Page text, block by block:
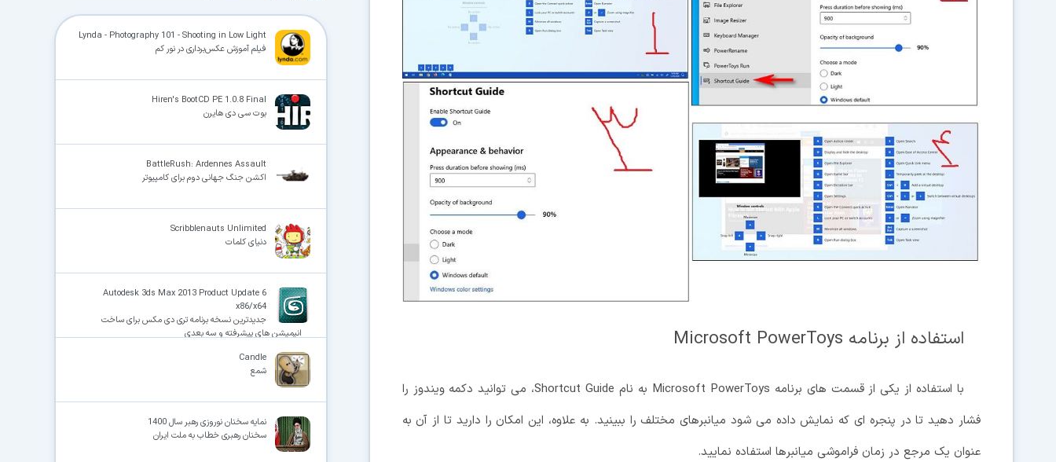
استفاده از برنامه Microsoft PowerToys
با استفاده از یکی از قسمت های برنامه Microsoft PowerToys به نام Shortcut Guide، می توانید دکمه ویندوز را
فشار دهید تا در پنجره ای که نمایش داده می شود میانبرهای مختلف را ببینید. به علاوه، این امکان را دارید تا از آن به
عنوان یک مرجع در زمان فراموشی میانبرها استفاده نمایید.
Lynda - Photography 101 - Shooting in Low Light
فیلم آموزش عکس‌برداری در نور کم
Hiren's BootCD PE 1.0.8 Final
بوت سی دی هایرن
BattleRush: Ardennes Assault
اکشن جنگ جهانی دوم برای کامپیوتر
Scribblenauts Unlimited
دنیای کلمات
Autodesk 3ds Max 2013 Product Update 6
x86/x64
جدیدترین نسخه برنامه تری دی مکس برای ساخت
انیمیشن های پیشرفته و سه بعدی
Candle
شمع
نمایه سخنان نوروزی رهبر سال 1400
سخنان رهبری خطاب به ملت ایران